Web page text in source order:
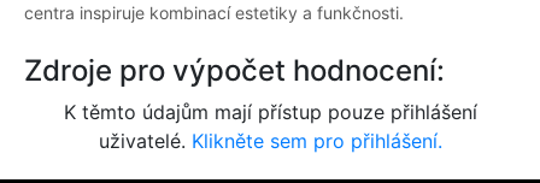
centra inspiruje kombinací estetiky a funkčnosti.
Zdroje pro výpočet hodnocení:
K těmto údajům mají přístup pouze přihlášení
uživatelé. Klikněte sem pro přihlášení.